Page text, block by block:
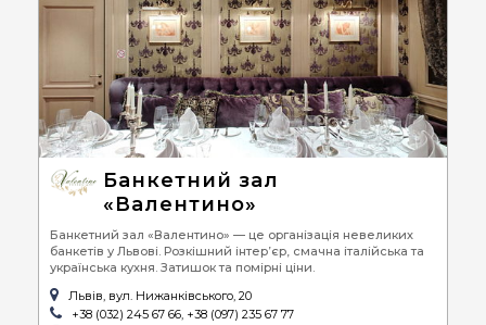
Банкетний зал
«Валентино»
Банкетний зал «Валентино» — це організація невеликих
банкетів у Львові. Розкішний інтер’єр, смачна італійська та
українська кухня. Затишок та помірні ціни.
Львів, вул. Нижанківського, 20
+38 (032) 245 67 66, +38 (097) 235 67 77